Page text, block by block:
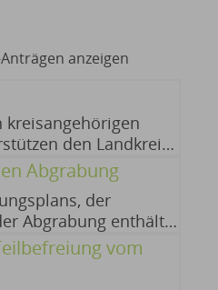
anzeigen
kreisangehörigen
den Landkreis
08.07.2026
Abgrabung
der
Abgrabung enthält,
Genehmigungvom